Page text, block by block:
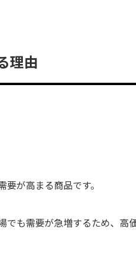
理由
が高まる商品です。
も需要が急増するため、高